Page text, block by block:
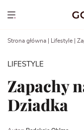
Show menu
Strona główna Lifestyle
LIFESTYLE
Zapachy
Dziadka